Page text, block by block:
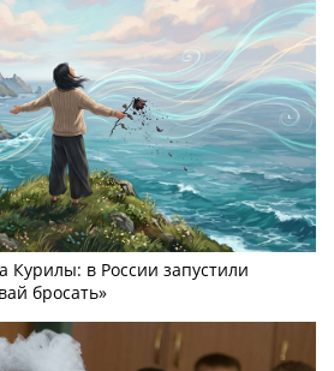
Курилы: в России запустили
бросать»